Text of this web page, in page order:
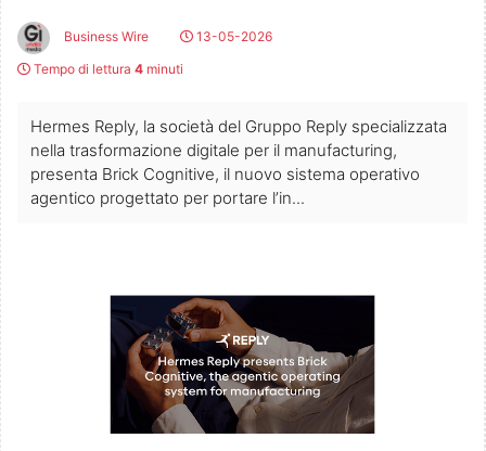
Business Wire
13-05-2026
Tempo di lettura 4 minuti
Hermes Reply, la società del Gruppo Reply specializzata
nella trasformazione digitale per il manufacturing,
presenta Brick Cognitive, il nuovo sistema operativo
agentico progettato per portare l’in...